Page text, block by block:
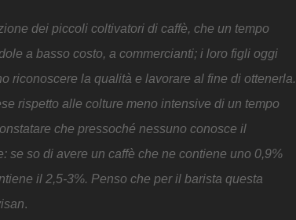
dei piccoli coltivatori di caffè, che un tempo
a basso costo, a commercianti; i loro figli oggi
riconoscere la qualità e lavorare al fine di ottenerla.
rispetto alle colture meno intensive di un tempo
che pressoché nessuno conosce il
se so di avere un caffè che ne contiene uno 0,9%
il 2,5-3%. Penso che per il barista questa
.